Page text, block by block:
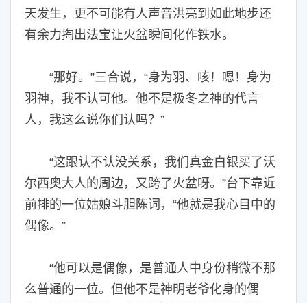
天发生，更不可能有人声音洪亮到如此地步还
有余力掏出法宝让火盆瞬间化作铁水。
“那好。”三合说，“身为羽、咳！嗯！身为
羽神，我不认可他。他不是极冬之神的代言
人，我这么说你们认吗？”
“这跟认不认没关系，我们真金白银买了沃
尔西奥大人的周边，又跨了火盆呀。”台下靠近
前排的一位姑娘斗胆陈词，“他就是我心目中的
偶像。”
“他可以是偶像，是普通人中身份稍微不那
么普通的一位。但他不是神明老爷化身的偶